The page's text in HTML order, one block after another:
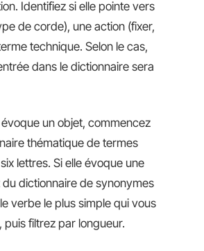
Identifiez si elle pointe vers
de corde), une action (fixer,
technique. Selon le cas,
dans le dictionnaire sera
un objet, commencez
thématique de termes
lettres. Si elle évoque une
dictionnaire de synonymes
verbe le plus simple qui vous
puis filtrez par longueur.